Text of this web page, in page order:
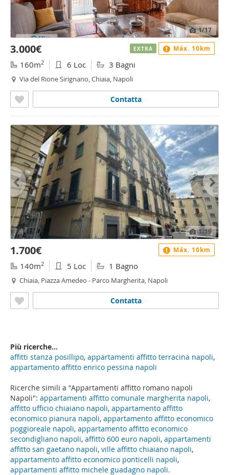
Ricerche simili a "Appartamenti affitto romano napoli
Napoli": appartamenti affitto comunale margherita napoli,
affitto ufficio chiaiano napoli, appartamento affitto
economico pianura napoli, appartamento affitto economico
poggioreale napoli, appartamento affitto economico
secondigliano napoli, affitto 600 euro napoli, appartamenti
affitto san gaetano napoli, ville affitto chiaiano napoli,
appartamento affitto economico ponticelli napoli,
appartamenti affitto michele guadagno napoli.
1/17
3.000€
160m2 6 Loc 3 Bagni
Via del Rione Sirignano, Chiaia, Napoli
Contatta
EXTRA Máx. 10km
1/19
1.700€
140m2 5 Loc 1 Bagno
Chiaia, Piazza Amedeo - Parco Margherita, Napoli
Contatta
Máx. 10km
Più ricerche...
affitti stanza posillipo, appartamenti affitto terracina napoli,
appartamento affitto enrico pessina napoli